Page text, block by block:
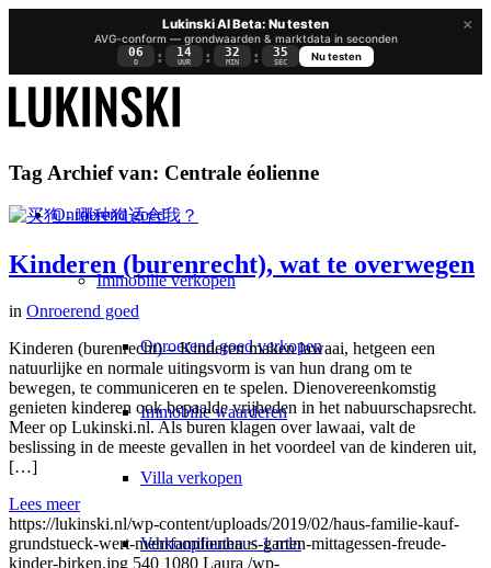
×
Lukinski AI Beta: Nu testen
AVG-conform — grondwaarden & marktdata in seconden
06
D : 14
UUR : 32
MIN : 34
SEC
Nu testen
Onroerend goed
Immobilie verkopen
Onroerend goed verkopen
Immobilie waarderen
Villa verkopen
Verkoopfouten < 1 mln
Tag Archief van: Centrale éolienne
Kinderen (burenrecht), wat te overwegen
in Onroerend goed
Kinderen (burenrecht) – Kinderen maken lawaai, hetgeen een
natuurlijke en normale uitingsvorm is van hun drang om te
bewegen, te communiceren en te spelen. Dienovereenkomstig
genieten kinderen ook bepaalde vrijheden in het nabuurschapsrecht.
Meer op Lukinski.nl. Als buren klagen over lawaai, valt de
beslissing in de meeste gevallen in het voordeel van de kinderen uit,
[…]
Lees meer
https://lukinski.nl/wp-content/uploads/2019/02/haus-familie-kauf-
grundstueck-wert-mehrfamilienhaus-garten-mittagessen-freude-
kinder-birken.jpg 540 1080 Laura /wp-